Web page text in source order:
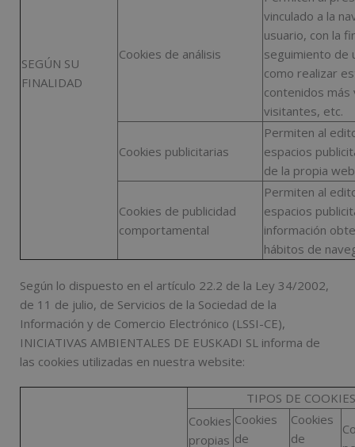
SEGÚN SU
FINALIDAD
Cookies de análisis
vinculado a la
usuario, con la
seguimiento de
como realizar
contenidos
visitantes, etc.
Cookies publicitarias
Permiten al
espacios
de la propia
Cookies de publicidad
comportamental
Permiten al
espacios
información
hábitos de
Según lo dispuesto en el artículo 22.2 de la Ley 34/2002,
de 11 de julio, de Servicios de la Sociedad de la
Información y de Comercio Electrónico (LSSI-CE),
INICIATIVAS AMBIENTALES DE EUSKADI SL informa de
las cookies utilizadas en nuestra website:
TIPOS DE COOKIES
Cookies
propias
Cookies
de
Cookies
de